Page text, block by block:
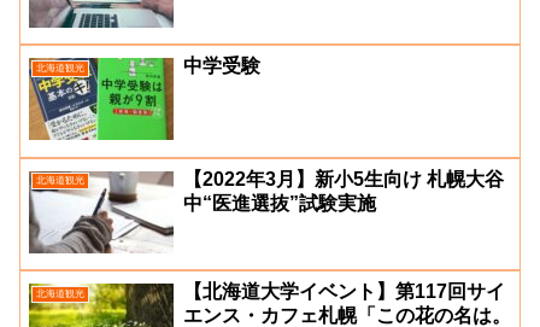
北海道観光 中学受験
北海道観光
【2022年3月】新小5生向け 札幌大谷
中“医進選抜”試験実施
北海道観光
【北海道大学イベント】第117回サイ
エンス・カフェ札幌「この花の名は。